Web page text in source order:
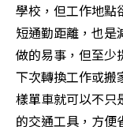
學校，但工作地點
短通勤距離，也是
做的易事，但至少
下次轉換工作或搬
樣單車就可以不只
的交通工具，方便